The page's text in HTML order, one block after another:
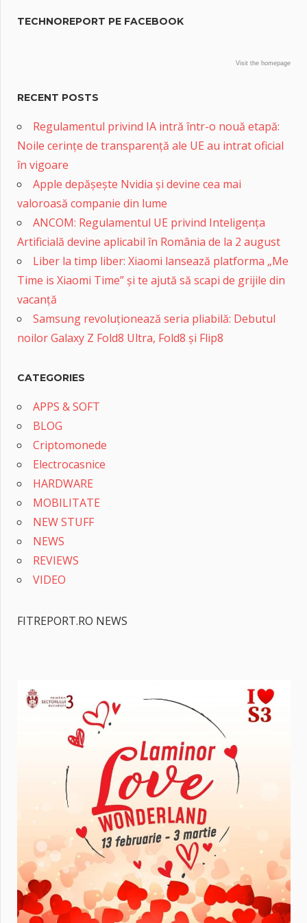
TECHNOREPORT PE FACEBOOK
Visit the homepage
RECENT POSTS
Regulamentul privind IA intră într-o nouă etapă:
Noile cerințe de transparență ale UE au intrat oficial
în vigoare
Apple depășește Nvidia și devine cea mai
valoroasă companie din lume
ANCOM: Regulamentul UE privind Inteligența
Artificială devine aplicabil în România de la 2 august
Liber la timp liber: Xiaomi lansează platforma „Me
Time is Xiaomi Time” și te ajută să scapi de grijile din
vacanță
Samsung revoluționează seria pliabilă: Debutul
noilor Galaxy Z Fold8 Ultra, Fold8 și Flip8
CATEGORIES
APPS & SOFT
BLOG
Criptomonede
Electrocasnice
HARDWARE
MOBILITATE
NEW STUFF
NEWS
REVIEWS
VIDEO
FITREPORT.RO NEWS